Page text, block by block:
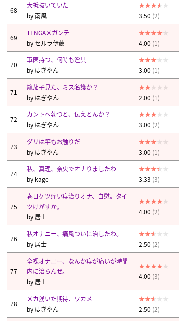
68
大抵抜いていた
by南風 3.50 (2)
69
TENGAメガンテ
byセルラ伊藤 4.00 (1)
70
軍医持つ、何時も淫具
by はぎやん 3.00 (1)
71
籠茄子見た、ミス名護か？
by はぎやん 2.00 (1)
72
カントへ勃つと、伝えとんか？
by はぎやん 3.00 (2)
73
ダリは竿もお触りだ
by はぎやん 3.00 (1)
74
私、真理、奈央でオナりましたわ
by kage 3.33 (3)
75
春日ケツ痛い痔治りオナ、自慰。タイ
ツけがすか。
by 居士
4.00 (2)
76
私オナニー、痛風ついに治したわ。
by 居士 2.50 (2)
77
全裸オナニー、なんか痔が痛いが時間
内に治らんぜ。
by 居士
4.00 (3)
78
メカ湧いた期待、ワカメ
by はぎやん 2.50 (2)